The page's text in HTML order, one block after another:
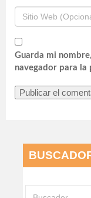
Guarda mi
navegador para la